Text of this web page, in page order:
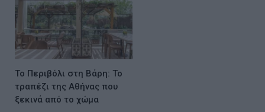
Το Περιβόλι στη Βάρη: Το
τραπέζι της Αθήνας που
ξεκινά από το χώμα